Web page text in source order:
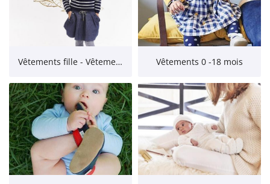
Vêtements fille - Vêtements pour les filles jusqu'à 7 ans Vêtements 0 -18 mois